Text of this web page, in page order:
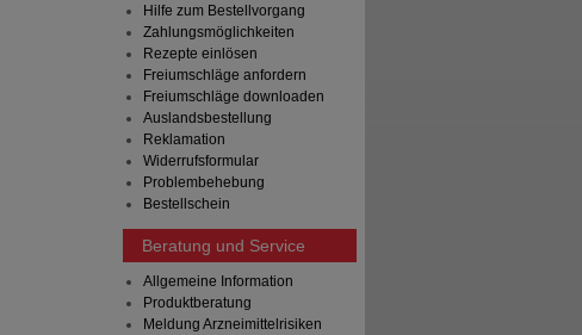
Hilfe zum Bestellvorgang
Zahlungsmöglichkeiten
Rezepte einlösen
Freiumschläge anfordern
Freiumschläge downloaden
Auslandsbestellung
Reklamation
Widerrufsformular
Problembehebung
Bestellschein
Beratung und Service
Allgemeine Information
Produktberatung
Meldung Arzneimittelrisiken